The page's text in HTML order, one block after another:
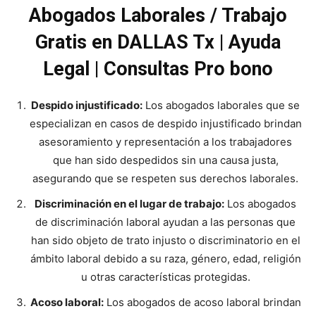
Abogados Laborales / Trabajo
Gratis en DALLAS Tx | Ayuda
Legal | Consultas Pro bono
Despido injustificado: Los abogados laborales que se
especializan en casos de despido injustificado brindan
asesoramiento y representación a los trabajadores
que han sido despedidos sin una causa justa,
asegurando que se respeten sus derechos laborales.
Discriminación en el lugar de trabajo: Los abogados
de discriminación laboral ayudan a las personas que
han sido objeto de trato injusto o discriminatorio en el
ámbito laboral debido a su raza, género, edad, religión
u otras características protegidas.
Acoso laboral:Los abogados de acoso laboral brindan